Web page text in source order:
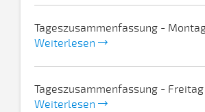
Tageszusammenfassung -
Weiterlesen
Tageszusammenfassung - Freitag
Weiterlesen